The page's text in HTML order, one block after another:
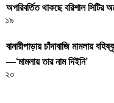
অপরিবর্তিত থাকছে বরিশাল সিটির
১৯
বানারীপাড়ায় চাঁদাবাজি মামলায়
—‘মামলায় তার নাম দিইনি’
২০